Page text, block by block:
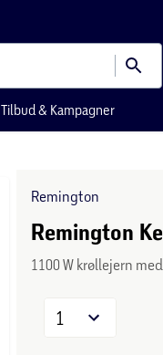
Tilbud & Kampagner
Remington
Remington
1100 W krøllejern
1